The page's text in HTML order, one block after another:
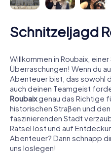
Schnitzeljagd
Willkommen in Roubaix,
Überraschungen! Wenn du
Abenteuer bist, das sowohl
auch deinen Teamgeist
Roubaixgenau das Richtige
historischen Straßen und
faszinierenden Stadt
Rätsel löst und auf
Abenteuer? Dann schnapp
uns loslegen!